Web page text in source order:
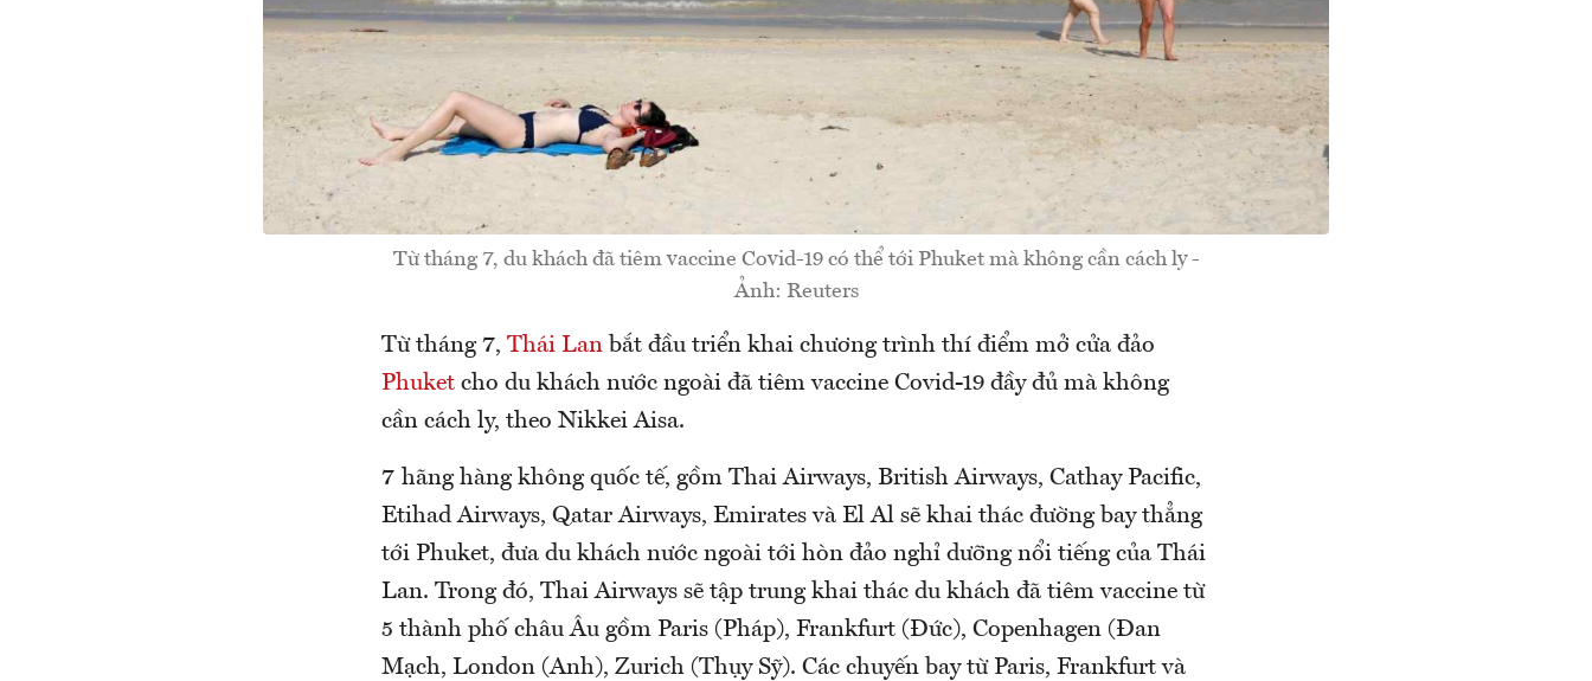
Từ tháng 7, du khách đã tiêm vaccine Covid-19 có thể tới Phuket mà không cần cách ly -
Ảnh: Reuters
Từ tháng 7, Thái Lan bắt đầu triển khai chương trình thí điểm mở cửa đảo
Phuket cho du khách nước ngoài đã tiêm vaccine Covid-19 đầy đủ mà không
cần cách ly, theo Nikkei Aisa.
7 hãng hàng không quốc tế, gồm Thai Airways, British Airways, Cathay Pacific,
Etihad Airways, Qatar Airways, Emirates và El Al sẽ khai thác đường bay thẳng
tới Phuket, đưa du khách nước ngoài tới hòn đảo nghỉ dưỡng nổi tiếng của Thái
Lan. Trong đó, Thai Airways sẽ tập trung khai thác du khách đã tiêm vaccine từ
5 thành phố châu Âu gồm Paris (Pháp), Frankfurt (Đức), Copenhagen (Đan
Mạch, London (Anh), Zurich (Thụy Sỹ). Các chuyến bay từ Paris, Frankfurt và